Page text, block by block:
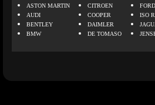
ASTON MARTIN
AUDI
BENTLEY
BMW
CITROEN
COOPER
DAIMLER
DE TOMASO
FORD
ISO